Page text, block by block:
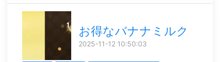
お得なバナナミルク
2025-11-12 10:50:03